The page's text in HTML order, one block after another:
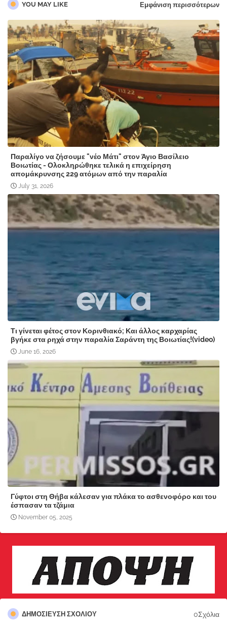
YOU MAY LIKE Εμφάνιση περισσότερων
Παραλίγο να ζήσουμε "νέο Μάτι" στον Άγιο Βασίλειο
Βοιωτίας - Ολοκληρώθηκε τελικά η επιχείρηση
απομάκρυνσης 229 ατόμων από την παραλία
July 31, 2026
Τι γίνεται φέτος στον Κορινθιακό; Και άλλος καρχαρίας
βγήκε στα ρηχά στην παραλία Σαράντη της Βοιωτίας!(video)
June 16, 2026
Γύφτοι στη Θήβα κάλεσαν για πλάκα το ασθενοφόρο και του
έσπασαν τα τζάμια
November 05, 2025
ΔΗΜΟΣΊΕΥΣΗ ΣΧΟΛΊΟΥ 0Σχόλια